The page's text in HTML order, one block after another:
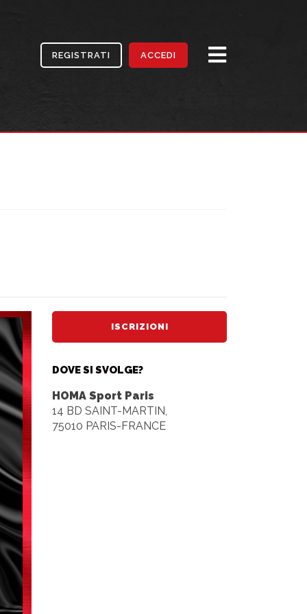
REGISTRATI ACCEDI
ISCRIZIONI
DOVE SI SVOLGE?
HOMA Sport Paris
14 BD SAINT-MARTIN,
75010 PARIS-FRANCE